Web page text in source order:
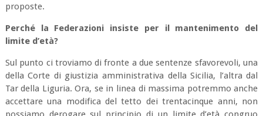
proposte.
Perché la Federazioni insiste per il mantenimento del
limite d’età?
Sul punto ci troviamo di fronte a due sentenze sfavorevoli, una
della Corte di giustizia amministrativa della Sicilia, l’altra dal
Tar della Liguria. Ora, se in linea di massima potremmo anche
accettare una modifica del tetto dei trentacinque anni, non